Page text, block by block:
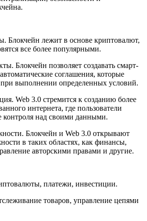
Блокчейн лежит в основе криптовалют,
все более популярными.
Блокчейн позволяет создавать смарт-
соглашения, которые
выполнении определенных условий.
Web 3.0 стремится к созданию более
интернета, где пользователи
над своими данными.
Блокчейн и Web 3.0 открывают
в таких областях, как финансы,
авторскими правами и другие.
платежи, инвестиции.
товаров, управление цепями